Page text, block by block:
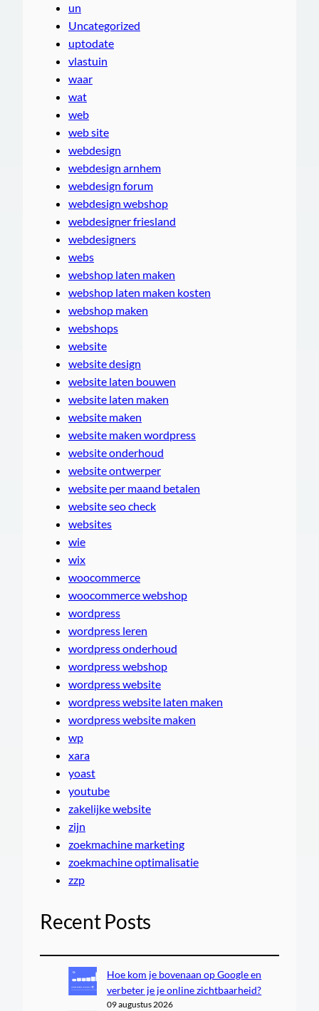
un
Uncategorized
uptodate
vlastuin
waar
wat
web
web site
webdesign
webdesign arnhem
webdesign forum
webdesign webshop
webdesigner friesland
webdesigners
webs
webshop laten maken
webshop laten maken kosten
webshop maken
webshops
website
website design
website laten bouwen
website laten maken
website maken
website maken wordpress
website onderhoud
website ontwerper
website per maand betalen
website seo check
websites
wie
wix
woocommerce
woocommerce webshop
wordpress
wordpress leren
wordpress onderhoud
wordpress webshop
wordpress website
wordpress website laten maken
wordpress website maken
wp
xara
yoast
youtube
zakelijke website
zijn
zoekmachine marketing
zoekmachine optimalisatie
zzp
Recent Posts
Hoe kom je bovenaan op Google en
verbeter je je online zichtbaarheid?
09 augustus 2026